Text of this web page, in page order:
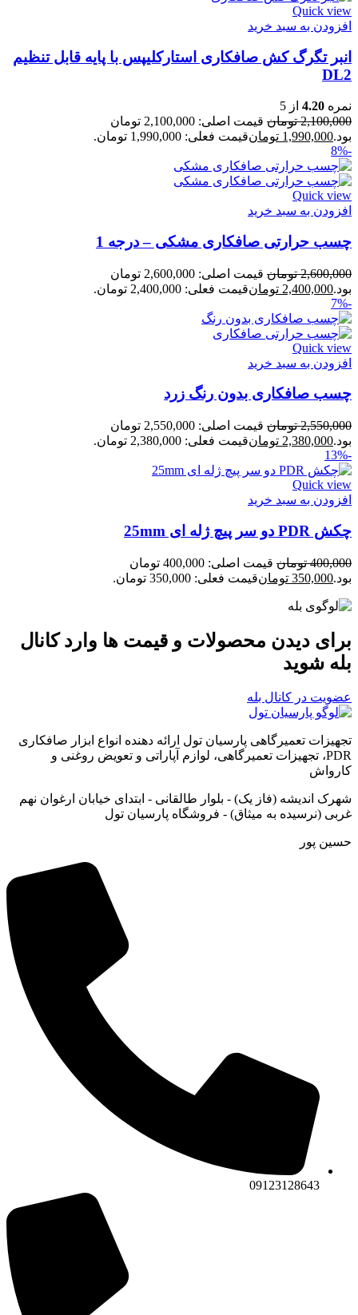
Quick view
افزودن به سبد خرید
انبر تگرگ کش صافکاری استارکلیپس با پایه قابل تنظیم
DL2
نمره 4.20 از 5
2,100,000 تومان
قیمت اصلی: 2,100,000 تومان
بود.1,990,000 تومانقیمت فعلی: 1,990,000 تومان.
-8%
Quick view
افزودن به سبد خرید
چسب حرارتی صافکاری مشکی – درجه 1
2,600,000 تومان
قیمت اصلی: 2,600,000 تومان
بود.2,400,000 تومانقیمت فعلی: 2,400,000 تومان.
-7%
Quick view
افزودن به سبد خرید
چسب صافکاری بدون رنگ زرد
2,550,000 تومان
قیمت اصلی: 2,550,000 تومان
بود.2,380,000 تومانقیمت فعلی: 2,380,000 تومان.
-13%
Quick view
افزودن به سبد خرید
چکش PDR دو سر پیچ ژله ای 25mm
400,000 تومان
قیمت اصلی: 400,000 تومان
بود.350,000 تومانقیمت فعلی: 350,000 تومان.
برای دیدن محصولات و قیمت ها وارد کانال
بله شوید
عضویت در کانال بله
تجهیزات تعمیرگاهی پارسیان تول ارائه دهنده انواع ابزار صافکاری
PDR، تجهیزات تعمیرگاهی، لوازم آپاراتی و تعویض روغنی و
کارواش
شهرک اندیشه (فاز یک) - بلوار طالقانی - ابتدای خیابان ارغوان نهم
غربی (نرسیده به میثاق) - فروشگاه پارسیان تول
حسین پور
09123128643